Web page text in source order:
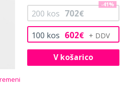
100 kos 602€
200 kos 702€
-41%
V košarico